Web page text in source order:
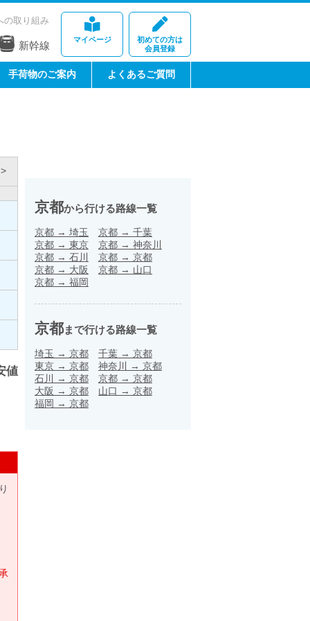
マイページ
初めての方は
会員登録
の取り組み
新幹線
手荷物のご案内 よくあるご質問
値
京都から行ける路線一覧
京都 → 埼玉 京都 → 千葉
京都 → 東京 京都 → 神奈川
京都 → 石川 京都 → 京都
京都 → 大阪 京都 → 山口
京都 → 福岡
京都まで行ける路線一覧
埼玉 → 京都 千葉 → 京都
東京 → 京都 神奈川 → 京都
石川
→ 京都 京都 → 京都
大阪 → 京都 山口 → 京都
福岡 → 京都